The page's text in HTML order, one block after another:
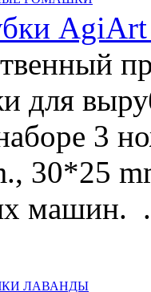
для
3
30*25
машин.